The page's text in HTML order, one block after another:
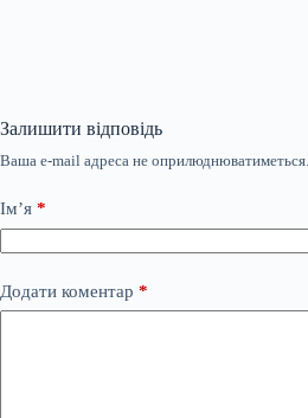
Залишити відповідь
Ваша e-mail адреса не оприлюднюватиметься.
Ім’я *
Додати коментар *